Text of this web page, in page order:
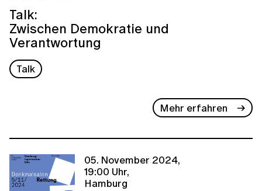
Talk:
Zwischen Demokratie und
Verantwortung
Talk
Mehr erfahren
05. November 2024,
19:00 Uhr,
Hamburg